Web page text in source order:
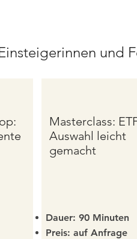
und
Masterclass:
Auswahl leicht
gemacht
Dauer: 90 Minuten
Preis: auf Anfrage